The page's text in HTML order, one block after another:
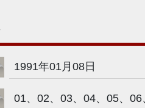
1991年01月08日
01、02、03、04、05、06